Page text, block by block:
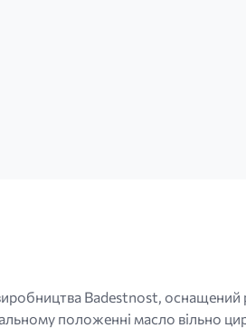
Badestnost,
положенні масло вільно